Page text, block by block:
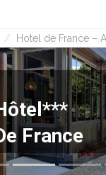
Hotel de France –
ôtel***
e France